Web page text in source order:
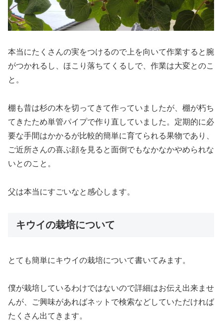
本当にたくさんの実をつけるので上を向いて作業すると腕
がつかれるし、ほこり落ちてくるしで、作業は大変とのこ
と。
棚も昔は杉の木を切ってきて作っていましたが、棚が朽ち
てきたため単管パイプで作り直していました。定期的に必
要な手間はかかるが比較的簡単に育てられる果物であり、
ご近所さんの喜ぶ顔を見ると面倒でもなかなかやめられな
いとのこと。
父は本当にすごいなと感心します。
キウイの栽培について
とても簡単にキウイの栽培について書いてみます。
僕が栽培しているわけではないので詳細はお伝え出来ませ
んが、ご興味があればネットで検索などしていただければ
たくさん出てきます。